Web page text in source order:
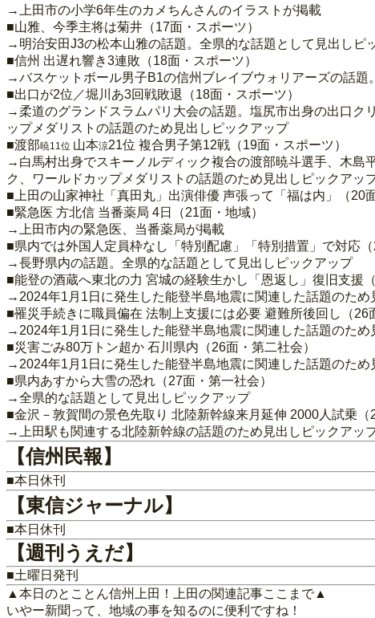
→上田市の小学6年生のカメちんさんのイラストが掲載
■山雅、今季主将は菊井（17面・スポーツ）
→明治安田J3の松本山雅の話題。全県的な話題として見出しピ
■信州 出遅れ響き3連敗（18面・スポーツ）
→バスケットボール男子B1の信州ブレイブウォリアーズの話
■出口が2位／堀川あ3回戦敗退（18面・スポーツ）
→柔道のグランドスラムパリ大会の話題。塩尻市出身の出口ク
ップメダリストの話題のため見出しピックアップ
■渡部暁11位 山本涼21位 複合男子第12戦（19面・スポーツ）
→白馬村出身でスキーノルディック複合の渡部暁斗選手、木島
ク、ワールドカップメダリストの話題のため見出しピックアッ
■上田の山家神社「真田丸」出演俳優 声張って「福は内」（20
■緊急医 方北信 当番薬局 4日（21面・地域）
→上田市内の緊急医、当番薬局が掲載
■県内では外国人定員枠なし「特別配慮」「特別措置」で対応（
→長野県内の話題。全県的な話題として見出しピックアップ
■能登の酒蔵へ東北の力 宮城の経験生かし「恩返し」復旧支援
→2024年1月1日に発生した能登半島地震に関連した話題のため
■罹災手続きに職員偏在 法制上支援には必要 避難所後回し（26
→2024年1月1日に発生した能登半島地震に関連した話題のため
■災害ごみ80万トン超か 石川県内（26面・第二社会）
→2024年1月1日に発生した能登半島地震に関連した話題のため
■県内あすから大雪の恐れ（27面・第一社会）
→全県的な話題として見出しピックアップ
■金沢－敦賀間の景色先取り 北陸新幹線来月延伸 2000人試乗（
→上田駅も関連する北陸新幹線の話題のため見出しピックアッ
【信州民報】
■本日休刊
【東信ジャーナル】
■本日休刊
【週刊うえだ】
■土曜日発刊
▲本日のとことん信州上田！上田の関連記事ここまで▲
いやー新聞って、地域の事を知るのに便利ですね！